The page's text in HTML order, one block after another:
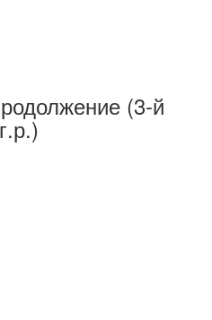
(3-й